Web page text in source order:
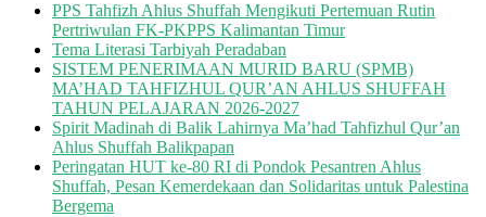
PPS Tahfizh Ahlus Shuffah Mengikuti Pertemuan Rutin
Pertriwulan FK-PKPPS Kalimantan Timur
Tema Literasi Tarbiyah Peradaban
SISTEM PENERIMAAN MURID BARU (SPMB)
MA’HAD TAHFIZHUL QUR’AN AHLUS SHUFFAH
TAHUN PELAJARAN 2026-2027
Spirit Madinah di Balik Lahirnya Ma’had Tahfizhul Qur’an
Ahlus Shuffah Balikpapan
Peringatan HUT ke-80 RI di Pondok Pesantren Ahlus
Shuffah, Pesan Kemerdekaan dan Solidaritas untuk Palestina
Bergema